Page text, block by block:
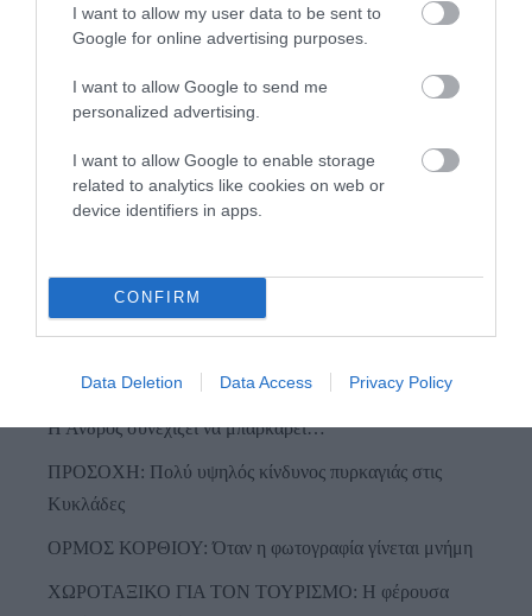
I want to allow my user data to be sent to
Google for online advertising purposes.
I want to allow Google to send me
personalized advertising.
I want to allow Google to enable storage
related to analytics like cookies on web or
device identifiers in apps.
CONFIRM
Data Deletion Data Access Privacy Policy
Από τον 19ο αιώνα μέχρι και την δεκαετία του 1970
Η Άνδρος συνεχίζει να μπαρκάρει…
ΠΡΟΣΟΧΗ: Πολύ υψηλός κίνδυνος πυρκαγιάς στις
Κυκλάδες
ΟΡΜΟΣ ΚΟΡΘΙΟΥ: Όταν η φωτογραφία γίνεται μνήμη
ΧΩΡΟΤΑΞΙΚΟ ΓΙΑ ΤΟΝ ΤΟΥΡΙΣΜΟ: Η φέρουσα